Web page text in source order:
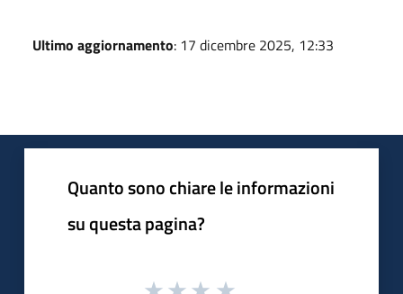
Ultimo aggiornamento: 17 dicembre 2025, 12:33
Quanto sono chiare le informazioni
su questa pagina?